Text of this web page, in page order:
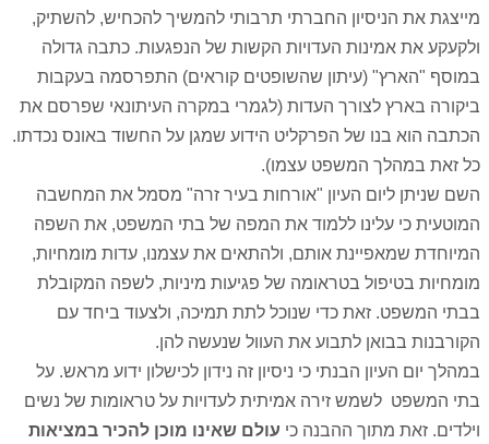
מייצגת את הניסיון החברתי תרבותי להמשיך להכחיש, להשתיק,
ולקעקע את אמינות העדויות הקשות של הנפגעות. כתבה גדולה
במוסף "הארץ" (עיתון שהשופטים קוראים) התפרסמה בעקבות
ביקורה בארץ לצורך העדות (לגמרי במקרה העיתונאי שפרסם את
הכתבה הוא בנו של הפרקליט הידוע שמגן על החשוד באונס נכדתו.
כל זאת במהלך המשפט עצמו).
השם שניתן ליום העיון "אורחות בעיר זרה" מסמל את המחשבה
המוטעית כי עלינו ללמוד את המפה של בתי המשפט, את השפה
המיוחדת שמאפיינת אותם, ולהתאים את עצמנו, עדות מומחיות,
מומחיות בטיפול בטראומה של פגיעות מיניות, לשפה המקובלת
בבתי המשפט. זאת כדי שנוכל לתת תמיכה, ולצעוד ביחד עם
הקורבנות בבואן לתבוע את העוול שנעשה להן.
במהלך יום העיון הבנתי כי ניסיון זה נידון לכישלון ידוע מראש. על
בתי המשפט לשמש זירה אמיתית לעדויות על טראומות של נשים
וילדים. זאת מתוך ההבנה כי עולם שאינו מוכן להכיר במציאות